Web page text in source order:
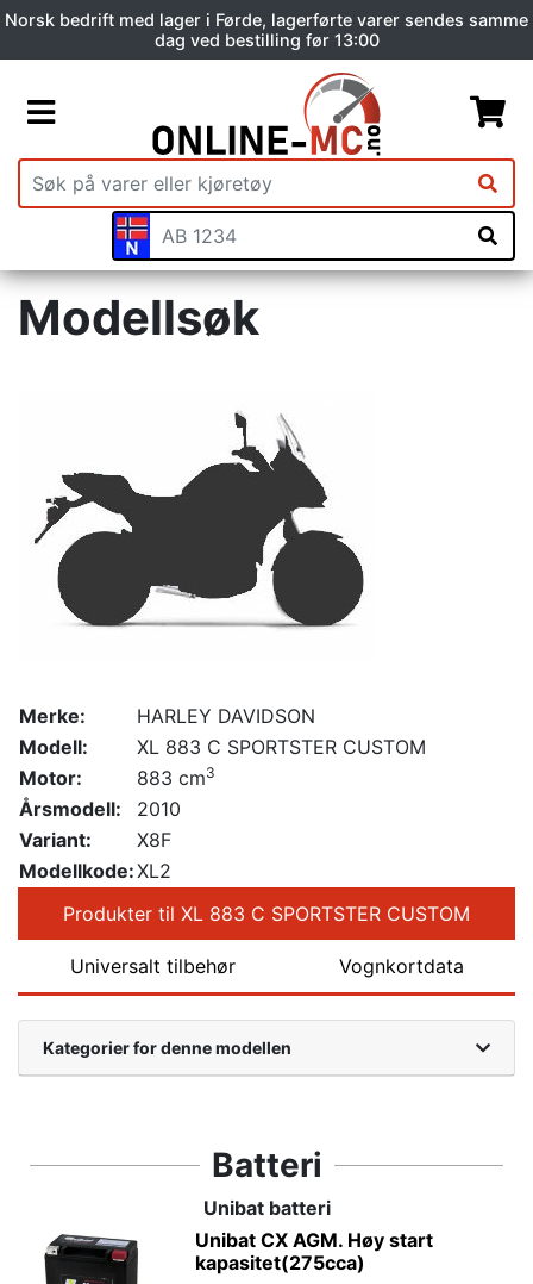
Norsk bedrift med lager i Førde, lagerførte varer sendes samme
dag ved bestilling før 13:00
Modellsøk
Merke:
HARLEY DAVIDSON
Modell:
XL 883 C SPORTSTER CUSTOM
Motor:
883 cm3
Årsmodell:
2010
Variant:
X8F
Modellkode:XL2
Produkter til XL 883 C SPORTSTER CUSTOM
Universalt tilbehør Vognkortdata
Kategorier for denne modellen
Batteri
Unibat batteri
Unibat CX AGM. Høy start
kapasitet(275cca)